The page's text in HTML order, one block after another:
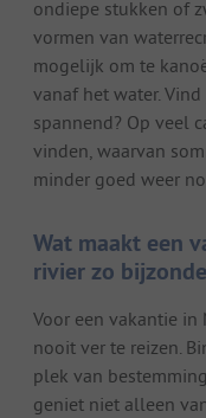
ondiepe stukken of
vormen van
mogelijk om te
vanaf het water.
spannend? Op veel
vinden, waarvan
minder goed weer
Wat maakt een
rivier zo
Voor een vakantie in
nooit ver te reizen.
plek van
geniet niet alleen